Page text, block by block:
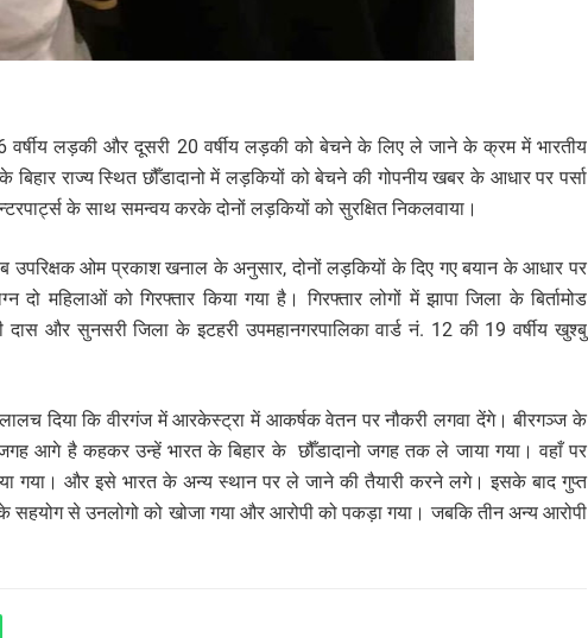
वर्षीय लड़की और दूसरी 20 वर्षीय लड़की को बेचने के लिए ले जाने के क्रम में भारतीय
राज्य स्थित छौँडादानो में लड़कियों को बेचने की गोपनीय खबर के आधार पर पर्सा
के साथ समन्वय करके दोनों लड़कियों को सुरक्षित निकलवाया।
उपरिक्षक ओम प्रकाश खनाल के अनुसार, दोनों लड़कियों के दिए गए बयान के आधार पर
महिलाओं को गिरफ्तार किया गया है। गिरफ्तार लोगों में झापा जिला के बिर्तामोड
दास और सुनसरी जिला के इटहरी उपमहानगरपालिका वार्ड नं. 12 की 19 वर्षीय खुश्बु
दिया कि वीरगंज में आरकेस्ट्रा में आकर्षक वेतन पर नौकरी लगवा देंगे। बीरगञ्ज के
आगे है कहकर उन्हें भारत के बिहार के छौँडादानो जगह तक ले जाया गया। वहाँ पर
गया। और इसे भारत के अन्य स्थान पर ले जाने की तैयारी करने लगे। इसके बाद गुप्त
से उनलोगो को खोजा गया और आरोपी को पकड़ा गया। जबकि तीन अन्य आरोपी